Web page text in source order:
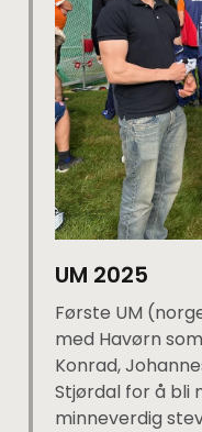
UM 2025
Første UM
med Havørn
Konrad,
Stjørdal for å bli
minneverdig